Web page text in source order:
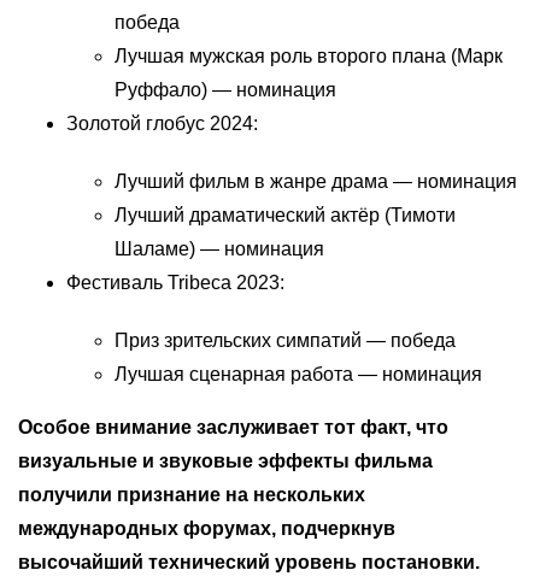
победа
Лучшая мужская роль второго плана (Марк
Руффало) — номинация
Золотой глобус 2024:
Лучший фильм в жанре драма — номинация
Лучший драматический актёр (Тимоти
Шаламе) — номинация
Фестиваль Tribeca 2023:
Приз зрительских симпатий — победа
Лучшая сценарная работа — номинация
Особое внимание заслуживает тот факт, что
визуальные и звуковые эффекты фильма
получили признание на нескольких
международных форумах, подчеркнув
высочайший технический уровень постановки.